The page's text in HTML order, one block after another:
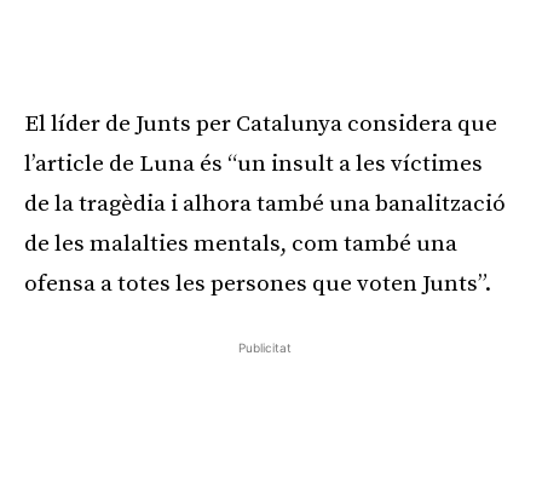
El líder de Junts per Catalunya considera que
l’article de Luna és “un insult a les víctimes
de la tragèdia i alhora també una banalització
de les malalties mentals, com també una
ofensa a totes les persones que voten Junts”.
Publicitat